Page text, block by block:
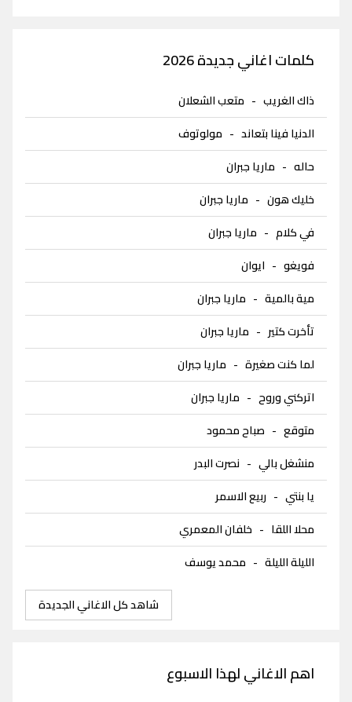
كلمات اغاني جديدة 2026
ذاك الغريب - متعب الشعلان
الدنيا فينا بتعاند - مولوتوف
حاله - ماريا جبران
خليك هون - ماريا جبران
في كلام - ماريا جبران
فويغو - ايوان
مية بالمية - ماريا جبران
تأخرت كتير - ماريا جبران
لما كنت صغيرة - ماريا جبران
اتركني وروح - ماريا جبران
متوقع - صباح محمود
منشغل بالي - نصرت البدر
يا بنتي - ربيع الاسمر
محلا اللقا - خلفان المعمري
الليلة الليلة - محمد يوسف
شاهد كل الاغاني الجديدة
اهم الاغاني لهذا الاسبوع